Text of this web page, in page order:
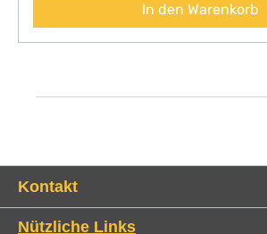
In den Warenkorb
Kontakt
Nützliche Links